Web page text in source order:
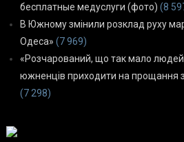
бесплатные медуслуги (фото) (8
В Южному змінили розклад руху
Одеса» (7 969)
«Розчарований, що так мало
южненців приходити на прощання
(7 298)